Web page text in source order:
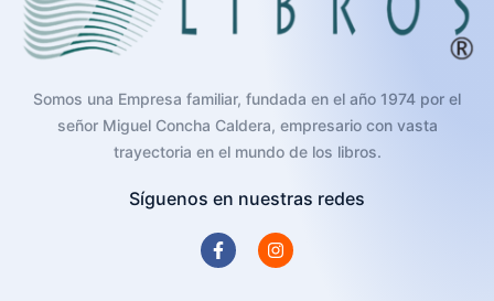
Somos una Empresa familiar, fundada en el año 1974 por el
señor Miguel Concha Caldera, empresario con vasta
trayectoria en el mundo de los libros.
Síguenos en nuestras redes